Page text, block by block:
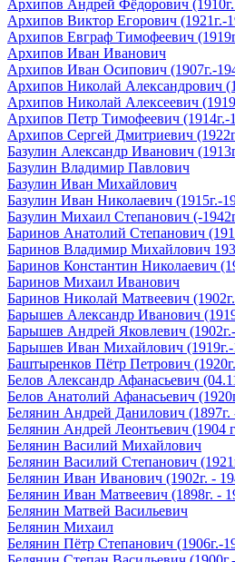
Архипов Андрей Фёдорович (1910г.
Архипов Виктор Егорович (1921г.-
Архипов Евграф Тимофеевич
Архипов Иван Иванович
Архипов Иван Осипович (1907г.-
Архипов Николай Александрович
Архипов Николай Алексеевич
Архипов Петр Тимофеевич (1914г.-
Архипов Сергей Дмитриевич
Базулин Александр Иванович
Базулин Владимир Павлович
Базулин Иван Михайлович
Базулин Иван Николаевич (1915г.-
Базулин Михаил Степанович (-
Баринов Анатолий Степанович
Баринов Владимир Михайлович
Баринов Константин Николаевич
Баринов Михаил Иванович
Баринов Николай Матвеевич (1902г.
Барышев Александр Иванович
Барышев Андрей Яковлевич
Барышев Иван Михайлович (1919г.-
Баштыренков Пётр Петрович
Белов Александр Афанасьевич
Белов Анатолий Афанасьевич
Белянин Андрей Данилович (1897г.
Белянин Андрей Леонтьевич (1904
Белянин Василий Михайлович
Белянин Василий Степанович
Белянин Иван Иванович (1902г. -
Белянин Иван Матвеевич (1898г. -
Белянин Матвей Васильевич
Белянин Михаил
Белянин Пётр Степанович (1906г.-